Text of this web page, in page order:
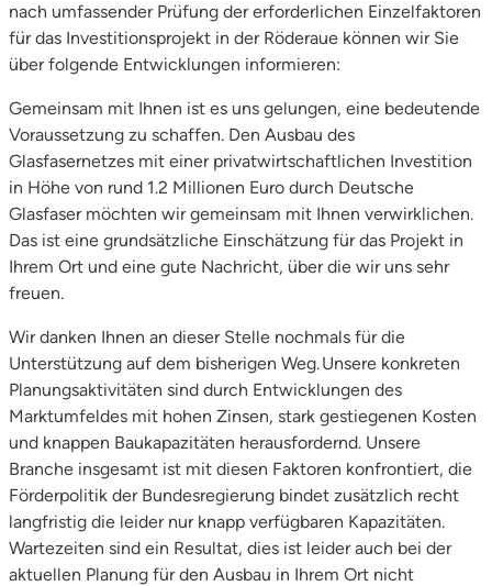
nach umfassender Prüfung der erforderlichen Einzelfaktoren
für das Investitionsprojekt in der Röderaue können wir Sie
über folgende Entwicklungen informieren:
Gemeinsam mit Ihnen ist es uns gelungen, eine bedeutende
Voraussetzung zu schaffen. Den Ausbau des
Glasfasernetzes mit einer privatwirtschaftlichen Investition
in Höhe von rund 1.2 Millionen Euro durch Deutsche
Glasfaser möchten wir gemeinsam mit Ihnen verwirklichen.
Das ist eine grundsätzliche Einschätzung für das Projekt in
Ihrem Ort und eine gute Nachricht, über die wir uns sehr
freuen.
Wir danken Ihnen an dieser Stelle nochmals für die
Unterstützung auf dem bisherigen Weg. Unsere konkreten
Planungsaktivitäten sind durch Entwicklungen des
Marktumfeldes mit hohen Zinsen, stark gestiegenen Kosten
und knappen Baukapazitäten herausfordernd. Unsere
Branche insgesamt ist mit diesen Faktoren konfrontiert, die
Förderpolitik der Bundesregierung bindet zusätzlich recht
langfristig die leider nur knapp verfügbaren Kapazitäten.
Wartezeiten sind ein Resultat, dies ist leider auch bei der
aktuellen Planung für den Ausbau in Ihrem Ort nicht